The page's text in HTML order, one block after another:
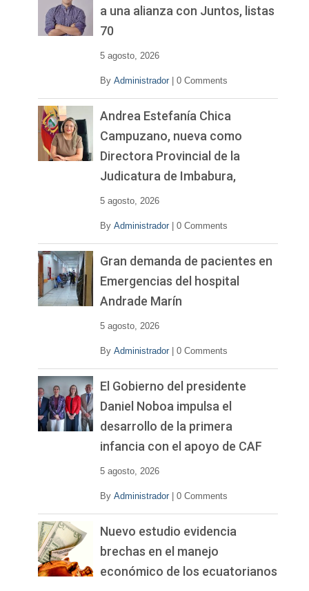
a una alianza con Juntos, listas
70
5 agosto, 2026
By Administrador 0 Comments
Andrea Estefanía Chica
Campuzano, nueva como
Directora Provincial de la
Judicatura de Imbabura,
5 agosto, 2026
By Administrador 0 Comments
Gran demanda de pacientes en
Emergencias del hospital
Andrade Marín
5 agosto, 2026
By Administrador 0 Comments
El Gobierno del presidente
Daniel Noboa impulsa el
desarrollo de la primera
infancia con el apoyo de CAF
5 agosto, 2026
By Administrador 0 Comments
Nuevo estudio evidencia
brechas en el manejo
económico de los ecuatorianos